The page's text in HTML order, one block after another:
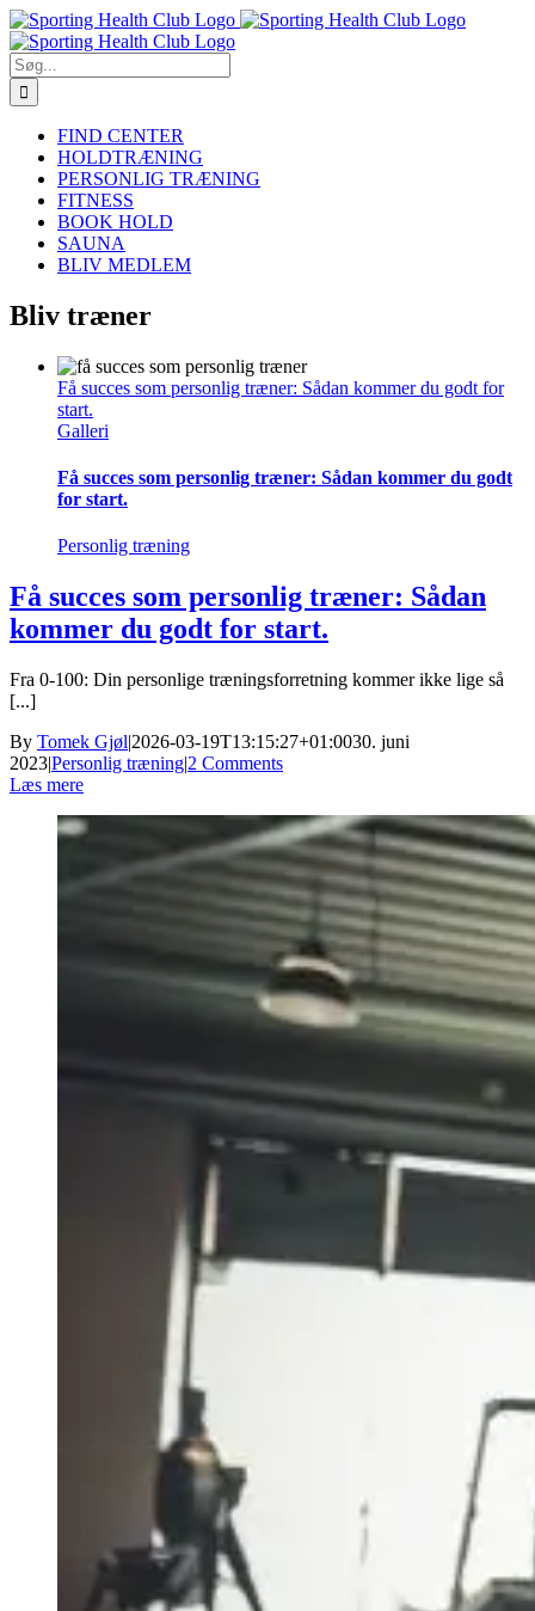
Skip
to
content
Søg
efter:
FIND CENTER
HOLDTRÆNING
PERSONLIG TRÆNING
FITNESS
BOOK HOLD
SAUNA
BLIV MEDLEM
Bliv træner
Få succes som personlig træner: Sådan kommer du godt for
start.
Galleri
Få succes som personlig træner: Sådan kommer du godt
for start.
Personlig træning
Få succes som personlig træner: Sådan
kommer du godt for start.
Fra 0-100: Din personlige træningsforretning kommer ikke lige så
[...]
By Tomek Gjøl|2026-03-19T13:15:27+01:0030. juni
2023|Personlig træning|2 Comments
Læs mere